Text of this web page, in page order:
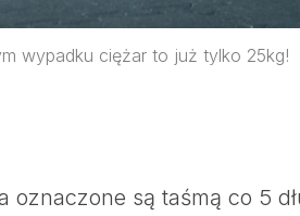
wypadku ciężar to już tylko 25kg!
oznaczone są taśmą co 5